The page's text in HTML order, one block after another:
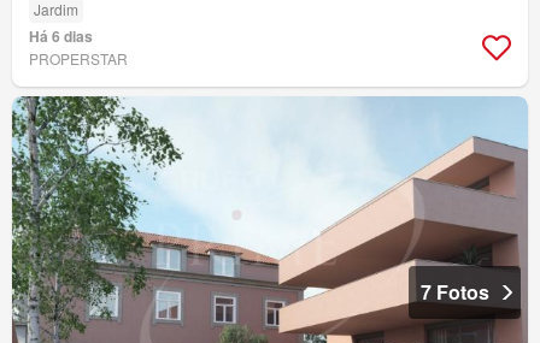
Jardim
Há 6 dias
PROPERSTAR
7 Fotos